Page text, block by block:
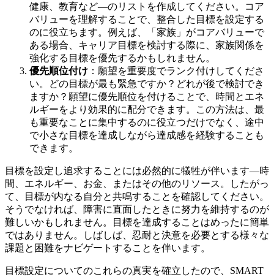
健康、教育など—のリストを作成してください。コア
バリューを理解することで、整合した目標を設定する
のに役立ちます。例えば、「家族」がコアバリューで
ある場合、キャリア目標を検討する際に、家族関係を
強化する目標を優先するかもしれません。
優先順位付け ：願望を重要度でランク付けしてくださ
い。どの目標が最も緊急ですか？どれが後で検討でき
ますか？願望に優先順位を付けることで、時間とエネ
ルギーをより効果的に配分できます。この方法は、最
も重要なことに集中するのに役立つだけでなく、途中
で小さな目標を達成しながら達成感を経験することも
できます。
目標を設定し追求することには必然的に犠牲が伴います—時
間、エネルギー、お金、またはその他のリソース。したがっ
て、目標が内なる自分と共鳴することを確認してください。
そうでなければ、障害に直面したときに努力を維持するのが
難しいかもしれません。目標を達成することはめったに簡単
ではありません。しばしば、忍耐と決意を必要とする様々な
課題と困難をナビゲートすることを伴います。
目標設定についてのこれらの真実を確立したので、SMART